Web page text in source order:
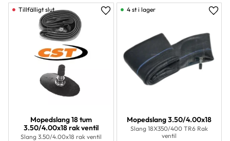
Mopedslang 18 tum
3.50/4.00x18 rak ventil
Slang 3.50/4.00x18 rak ventil
Lägg till i favoriter
Mopedslang 3.50/4.00x18
Slang 18X350/400 TR6 Rak
ventil
4 st i lager